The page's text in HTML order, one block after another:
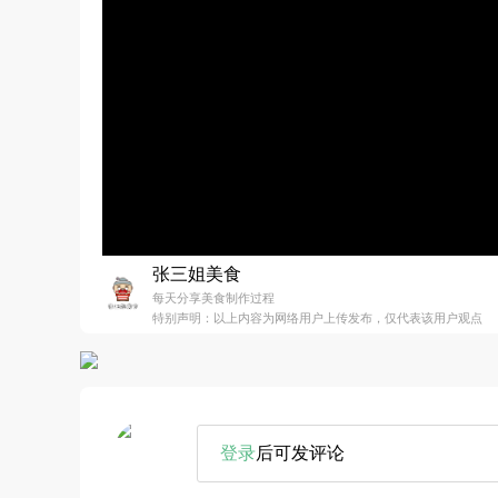
张三姐美食
每天分享美食制作过程
特别声明：以上内容为网络用户上传发布，仅代表该用户观点
登录后可发评论